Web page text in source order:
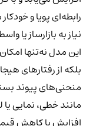
رابطه‌ای پویا و
نیاز به بازارساز یا
این مدل نه‌تنها
بلکه از رفتارهای
منحنی‌های پیوند
مانند خطی، نمایی
افزایش یا کاهش